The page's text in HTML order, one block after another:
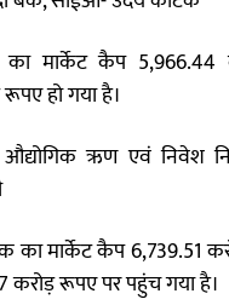
का मार्केट कैप
हो गया है।
ऋण एवं निवेश
मार्केट कैप 6,739.51
करोड़ रूपए पर पहुंच गया है।